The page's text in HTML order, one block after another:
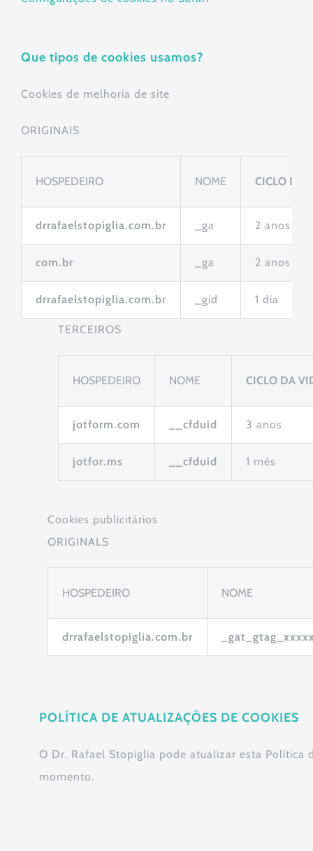
Que tipos de cookies usamos?
Cookies de melhoria de site
ORIGINAIS
HOSPEDEIRO NOME CICLO DA
drrafaelstopiglia.com.br _ga 2 anos
com.br _ga 2 anos
drrafaelstopiglia.com.br _gid 1 dia
TERCEIROS
HOSPEDEIRO NOME CICLO DA
jotform.com __cfduid 3 anos
jotfor.ms __cfduid 1 mês
Cookies publicitários
ORIGINALS
HOSPEDEIRO NOME
drrafaelstopiglia.com.br
POLÍTICA DE ATUALIZAÇÕES DE COOKIES
O Dr. Rafael Stopiglia pode atualizar esta Política
momento.